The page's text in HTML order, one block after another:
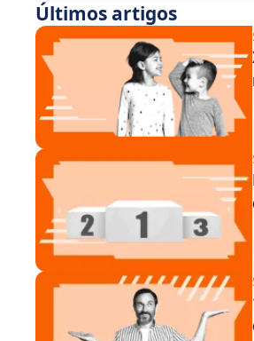
Últimos artigos